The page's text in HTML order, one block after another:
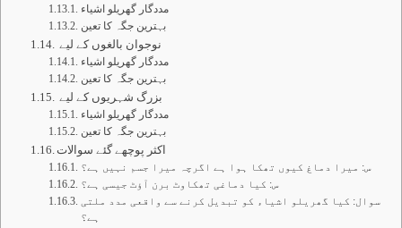
مددگار گھریلو اشیاء
بہترین جگہ کا تعین
نوجوان بالغوں کے لیے
مددگار گھریلو اشیاء
بہترین جگہ کا تعین
بزرگ شہریوں کے لیے
مددگار گھریلو اشیاء
بہترین جگہ کا تعین
اکثر پوچھے گئے سوالات
س: میرا دماغ کیوں تھکا ہوا ہے اگرچہ میرا جسم نہیں ہے؟
س: کیا دماغی تھکاوٹ برن آؤٹ جیسی ہے؟
سوال: کیا گھریلو اشیاء کو تبدیل کرنے سے واقعی مدد ملتی
ہے؟